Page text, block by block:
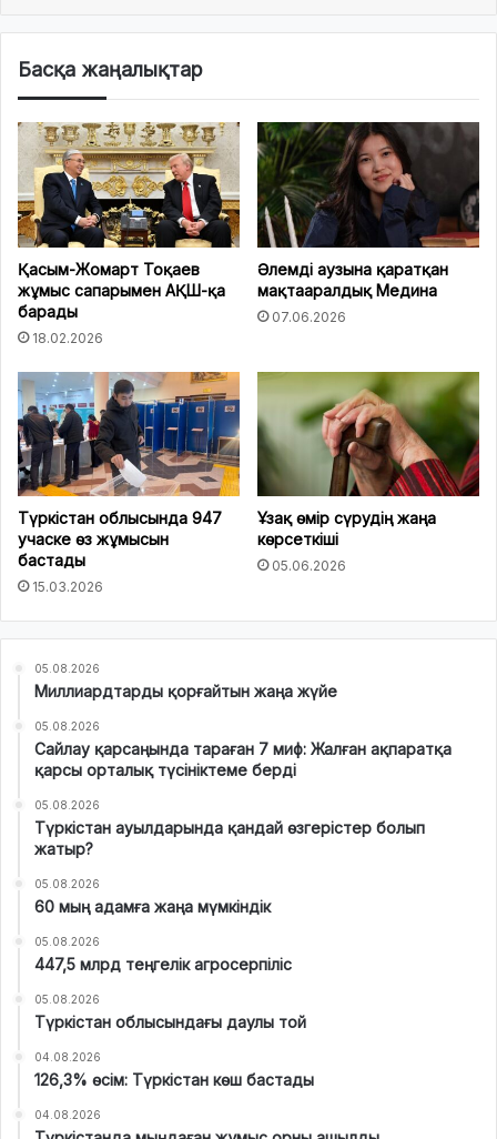
Басқа жаңалықтар
Қасым-Жомарт Тоқаев
жұмыс сапарымен АҚШ-қа
барады
18.02.2026
Әлемді аузына қаратқан
мақтааралдық Медина
07.06.2026
Түркістан облысында 947
учаске өз жұмысын
бастады
15.03.2026
Ұзақ өмір сүрудің жаңа
көрсеткіші
05.06.2026
05.08.2026
Миллиардтарды қорғайтын жаңа жүйе
05.08.2026
Сайлау қарсаңында тараған 7 миф: Жалған ақпаратқа
қарсы орталық түсініктеме берді
05.08.2026
Түркістан ауылдарында қандай өзгерістер болып
жатыр?
05.08.2026
60 мың адамға жаңа мүмкіндік
05.08.2026
447,5 млрд теңгелік агросерпіліс
05.08.2026
Түркістан облысындағы даулы той
04.08.2026
126,3% өсім: Түркістан көш бастады
04.08.2026